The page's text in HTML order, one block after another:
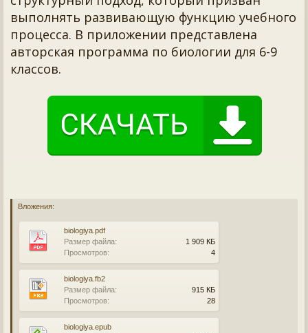
выполнять развивающую функцию учебного
процесса. В приложении представлена
авторская программа по биологии для 6-9
классов.
Вложения:
biologiya.pdf
Размер файла:
1 909 КБ
Просмотров:
4
biologiya.fb2
Размер файла:
915 КБ
Просмотров:
28
biologiya.epub